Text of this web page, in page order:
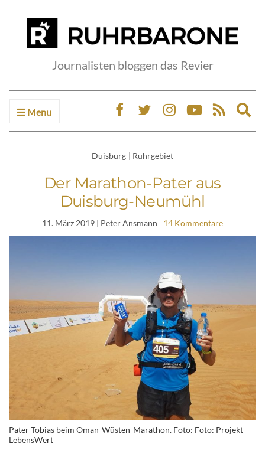
Journalisten bloggen das Revier
Menu
Duisburg | Ruhrgebiet
Der Marathon-Pater aus
Duisburg-Neumühl
11. März 2019 | Peter Ansmann 14 Kommentare
Pater Tobias beim Oman-Wüsten-Marathon. Foto: Foto: Projekt
LebensWert